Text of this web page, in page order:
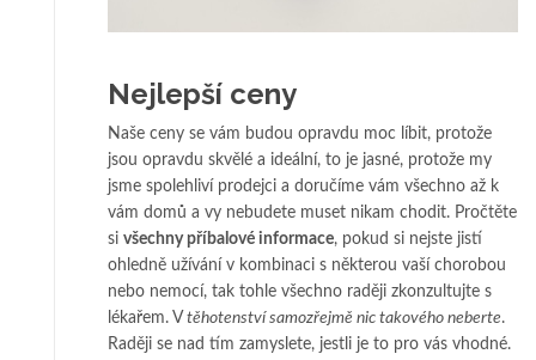
Nejlepší ceny
Naše ceny se vám budou opravdu moc líbit, protože
jsou opravdu skvělé a ideální, to je jasné, protože my
jsme spolehliví prodejci a doručíme vám všechno až k
vám domů a vy nebudete muset nikam chodit. Pročtěte
si všechny příbalové informace, pokud si nejste jistí
ohledně užívání v kombinaci s některou vaší chorobou
nebo nemocí, tak tohle všechno raději zkonzultujte s
lékařem. V těhotenství samozřejmě nic takového neberte.
Raději se nad tím zamyslete, jestli je to pro vás vhodné.